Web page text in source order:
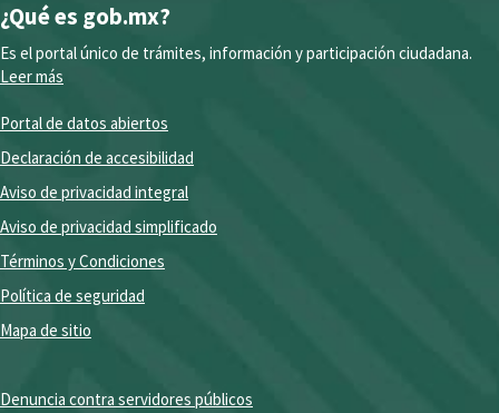
¿Qué es gob.mx?
Es el portal único de trámites, información y participación ciudadana.
Leer más
Portal de datos abiertos
Declaración de accesibilidad
Aviso de privacidad integral
Aviso de privacidad simplificado
Términos y Condiciones
Política de seguridad
Mapa de sitio
Denuncia contra servidores públicos